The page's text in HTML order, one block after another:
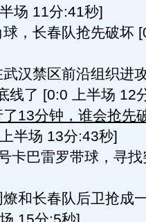
场 11分:41秒]
，长春队抢先破坏
汉禁区前沿组织进
线了 [0:0 上半场 12
了13分钟，谁会抢先
半场 13分:43秒]
卡巴雷罗带球，寻
和长春队后卫抢成